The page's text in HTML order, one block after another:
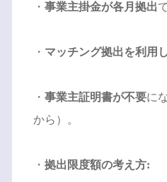
・ 事業主掛金が各月拠出
・ マッチング拠出を利用
・ 事業主証明書が不要に
から）。
・ 拠出限度額の考え方: